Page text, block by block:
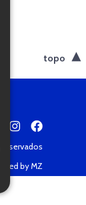
topo
by MZ